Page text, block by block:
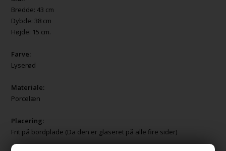
Bredde: 43 cm
Dybde: 38 cm
Højde: 15 cm.
Farve:
Lyserød
Materiale:
Porcelæn
Placering:
Frit på bordplade (Da den er glaseret på alle fire sider)